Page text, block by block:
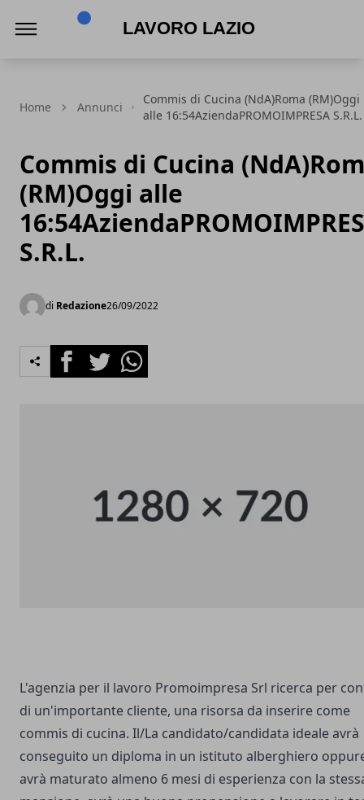
Home Annunci
Commis di Cucina (NdA)Roma (RM)Oggi
alle 16:54AziendaPROMOIMPRESA S.R.L.
Commis di Cucina
(RM)Oggi alle
S.R.L.
di Redazione26/09/2022
FacebookTwitterWhatsapp
L'agenzia per il lavoro Promoimpresa Srl ricerca per
di un'importante cliente, una risorsa da inserire come
commis di cucina. Il/La candidato/candidata ideale avrà
conseguito un diploma in un istituto alberghiero
avrà maturato almeno 6 mesi di esperienza con la